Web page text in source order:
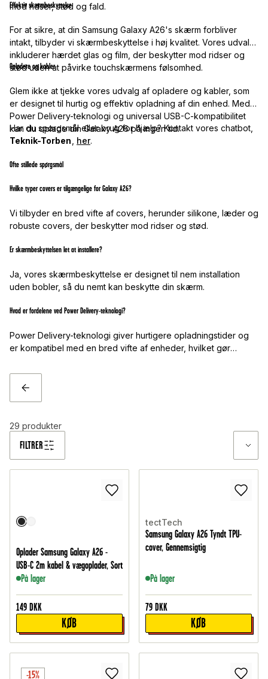
mod ridser, stød og fald.
Effektiv skærmbeskyttelse
For at sikre, at din Samsung Galaxy A26's skærm forbliver
intakt, tilbyder vi skærmbeskyttelse i høj kvalitet. Vores udvalg
inkluderer hærdet glas og film, der beskytter mod ridser og
stød uden at påvirke touchskærmens følsomhed.
Opladere og kabler
Glem ikke at tjekke vores udvalg af opladere og kabler, som
er designet til hurtig og effektiv opladning af din enhed. Med
Power Delivery-teknologi og universal USB-C-kompatibilitet
kan du oplade din Galaxy A26 på ingen tid.
Har du spørgsmål eller brug for hjælp? Kontakt vores chatbot,
Teknik-Torben
her.
Ofte stillede spørgsmål
Hvilke typer covers er tilgængelige for Galaxy A26?
Vi tilbyder en bred vifte af covers, herunder silikone, læder og
robuste covers, der beskytter mod ridser og stød.
Er skærmbeskyttelsen let at installere?
Ja, vores skærmbeskyttelse er designet til nem installation
uden bobler, så du nemt kan beskytte din skærm.
Hvad er fordelene ved Power Delivery-teknologi?
Power Delivery-teknologi giver hurtigere opladningstider og
er kompatibel med en bred vifte af enheder, hvilket gør
TILBAGE
FILTRER
29 produkter
Oplader Samsung Galaxy A26 -
USB-C 2m kabel & vægoplader, Sort
På lager
149 DKK
KØB
tectTech
Samsung Galaxy A26 Tyndt TPU-
cover, Gennemsigtig
På lager
79 DKK
KØB
-15%